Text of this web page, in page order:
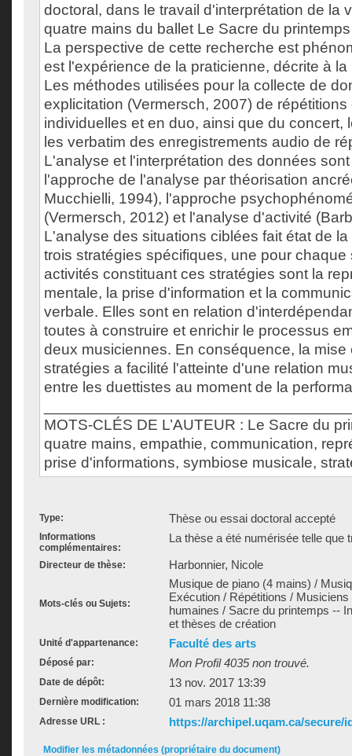
doctoral, dans le travail d'interprétation de la
quatre mains du ballet Le Sacre du
La perspective de cette recherche est
est l'expérience de la praticienne, décrite à
Les méthodes utilisées pour la collecte de
explicitation (Vermersch, 2007) de répétitions
individuelles et en duo, ainsi que du concert,
les verbatim des enregistrements audio de
L'analyse et l'interprétation des données
l'approche de l'analyse par théorisation
Mucchielli, 1994), l'approche
(Vermersch, 2012) et l'analyse d'activité
L'analyse des situations ciblées fait état de
trois stratégies spécifiques, une pour chaque
activités constituant ces stratégies sont la
mentale, la prise d'information et la
verbale. Elles sont en relation
toutes à construire et enrichir le processus
deux musiciennes. En conséquence, la mise
stratégies a facilité l'atteinte d'une relation
entre les duettistes au moment de la
MOTS-CLÉS DE L’AUTEUR : Le Sacre du
quatre mains, empathie, communication,
prise d'informations, symbiose musicale,
Type: Thèse ou essai doctoral accepté
Informations
complémentaires:
La thèse a été numérisée telle que
Directeur de thèse: Harbonnier, Nicole
Mots-clés ou Sujets:
Musique de piano (4 mains) /
Exécution / Répétitions /
humaines / Sacre du printemps --
et thèses de création
Unité d'appartenance: Faculté des arts
Déposé par: Mon Profil 4035 non trouvé.
Date de dépôt: 13 nov. 2017 13:39
Dernière modification: 01 mars 2018 11:38
Adresse URL : https://archipel.uqam.ca/secure/
Modifier les métadonnées (propriétaire du document)